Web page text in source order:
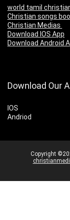
world tamil
Christian songs
Christian Medias
Download IOS App
Download Android
Download Our
IOS
Andriod
Copyright